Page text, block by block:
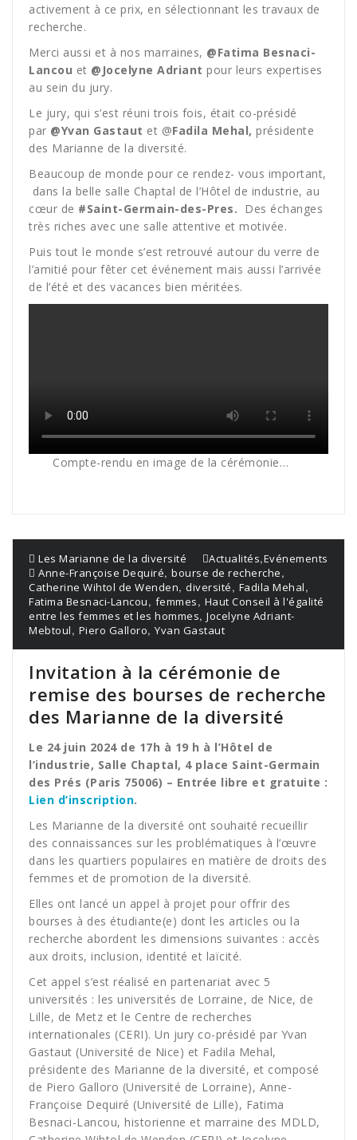
activement à ce prix, en sélectionnant les travaux de
recherche.
Merci aussi et à nos marraines, @Fatima Besnaci-
Lancou et @Jocelyne Adriant pour leurs expertises
au sein du jury.
Le jury, qui s’est réuni trois fois, était co-présidé
par @Yvan Gastaut et @Fadila Mehal, présidente
des Marianne de la diversité.
Beaucoup de monde pour ce rendez- vous important,
dans la belle salle Chaptal de l’Hôtel de industrie, au
cœur de #Saint-Germain-des-Pres. Des échanges
très riches avec une salle attentive et motivée.
Puis tout le monde s’est retrouvé autour du verre de
l’amitié pour fêter cet événement mais aussi l’arrivée
de l’été et des vacances bien méritées.
Compte-rendu en image de la cérémonie…
Les Marianne de la diversité Actualités,Evénements
Anne-Françoise Dequiré, bourse de recherche,
Catherine Wihtol de Wenden, diversité, Fadila Mehal,
Fatima Besnaci-Lancou, femmes, Haut Conseil à l'égalité
entre les femmes et les hommes, Jocelyne Adriant-
Mebtoul, Piero Galloro, Yvan Gastaut
Invitation à la cérémonie de
remise des bourses de recherche
des Marianne de la diversité
Le 24 juin 2024 de 17h à 19 h à l’Hôtel de
l’industrie, Salle Chaptal, 4 place Saint-Germain
des Prés (Paris 75006) – Entrée libre et gratuite :
Lien d’inscription.
Les Marianne de la diversité ont souhaité recueillir
des connaissances sur les problématiques à l’œuvre
dans les quartiers populaires en matière de droits des
femmes et de promotion de la diversité.
Elles ont lancé un appel à projet pour offrir des
bourses à des étudiante(e) dont les articles ou la
recherche abordent les dimensions suivantes : accès
aux droits, inclusion, identité et laïcité.
Cet appel s’est réalisé en partenariat avec 5
universités : les universités de Lorraine, de Nice, de
Lille, de Metz et le Centre de recherches
internationales (CERI). Un jury co-présidé par Yvan
Gastaut (Université de Nice) et Fadila Mehal,
présidente des Marianne de la diversité, et composé
de Piero Galloro (Université de Lorraine), Anne-
Françoise Dequiré (Université de Lille), Fatima
Besnaci-Lancou, historienne et marraine des MDLD,